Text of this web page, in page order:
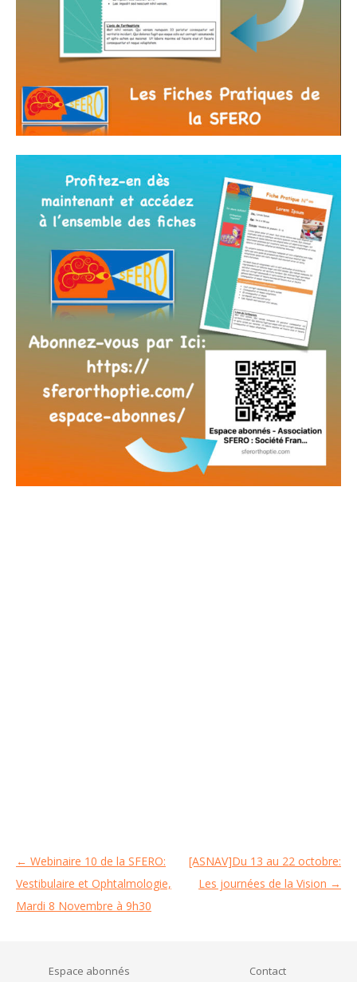
Navigation
des
articles
← Webinaire 10 de la SFERO:
Vestibulaire et Ophtalmologie,
Mardi 8 Novembre à 9h30
[ASNAV]Du 13 au 22 octobre:
Les journées de la Vision →
Espace abonnés Contact